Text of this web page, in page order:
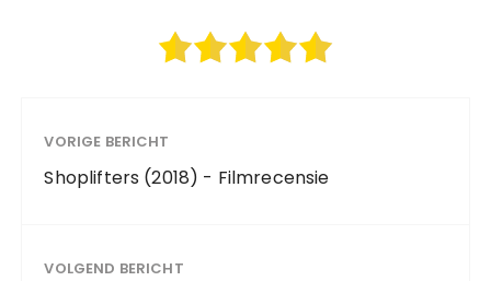
VORIGE BERICHT
Shoplifters (2018) - Filmrecensie
VOLGEND BERICHT